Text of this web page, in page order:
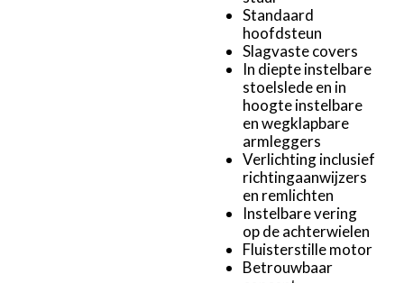
Standaard
hoofdsteun
Slagvaste covers
In diepte instelbare
stoelslede en in
hoogte instelbare
en wegklapbare
armleggers
Verlichting inclusief
richtingaanwijzers
en remlichten
Instelbare vering
op de achterwielen
Fluisterstille motor
Betrouwbaar